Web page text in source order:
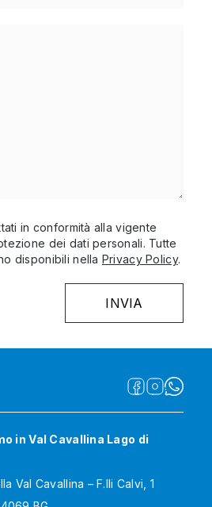
in conformità alla vigente
dei dati personali. Tutte
disponibili nella Privacy Policy.
in Val Cavallina Lago di
Val Cavallina – F.lli Calvi, 1